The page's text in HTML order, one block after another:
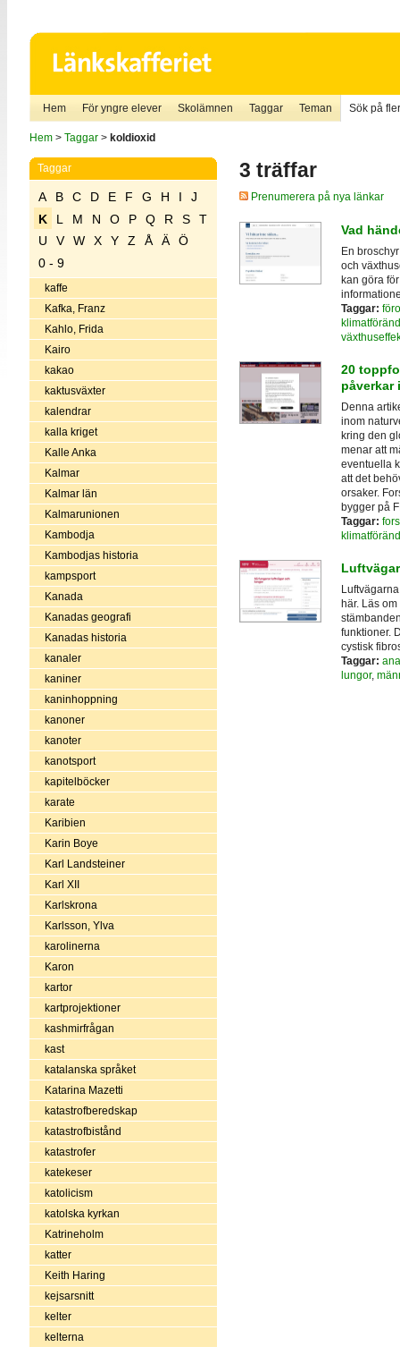
Hem För yngre elever Skolämnen Taggar Teman Sök på
Hem> Taggar> koldioxid
Taggar
A B C D E F G H I
J
K
L M N O P Q R S
T
U
V W X Y Z Å Ä
Ö
0 - 9
kaffe
Kafka, Franz
Kahlo, Frida
Kairo
kakao
kaktusväxter
kalendrar
kalla kriget
Kalle Anka
Kalmar
Kalmar län
Kalmarunionen
Kambodja
Kambodjas historia
kampsport
Kanada
Kanadas geografi
Kanadas historia
kanaler
kaniner
kaninhoppning
kanoner
kanoter
kanotsport
kapitelböcker
karate
Karibien
Karin Boye
Karl Landsteiner
Karl XII
Karlskrona
Karlsson, Ylva
karolinerna
Karon
kartor
kartprojektioner
kashmirfrågan
kast
katalanska språket
Katarina Mazetti
katastrofberedskap
katastrofbistånd
katastrofer
katekeser
katolicism
katolska kyrkan
Katrineholm
katter
Keith Haring
kejsarsnitt
kelter
kelterna
3 träffar
Prenumerera på nya länkar
Vad
En
och
kan göra
Taggar:
20
påverkar
Denna
inom
kring den
menar att
eventuella
att det
orsaker.
bygger på
Taggar:
här. Läs
funktioner.
cystisk
Taggar:
lungor,